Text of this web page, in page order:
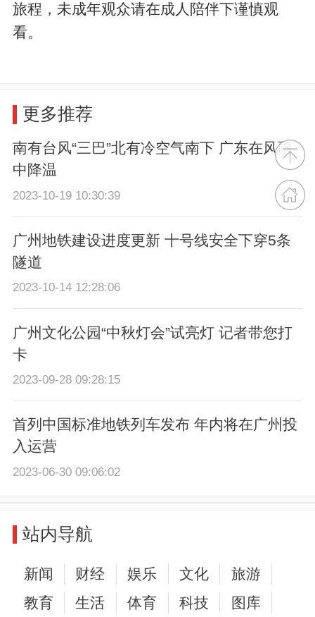
旅程，未成年观众请在成人陪伴下谨慎观
看。
更多推荐
南有台风“三巴”北有冷空气南下 广东在风雨
中降温
2023-10-19 10:30:39
广州地铁建设进度更新 十号线安全下穿5条
隧道
2023-10-14 12:28:06
广州文化公园“中秋灯会”试亮灯 记者带您打
卡
2023-09-28 09:28:15
首列中国标准地铁列车发布 年内将在广州投
入运营
2023-06-30 09:06:02
站内导航
新闻 财经 娱乐 文化
旅游
教育
生活 体育 科技 图库